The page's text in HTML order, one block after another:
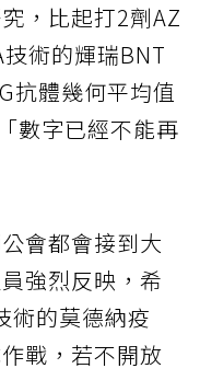
，比起打2劑AZ
術的輝瑞BNT
抗體幾何平均值
數字已經不能再
會都會接到大
強烈反映，希
術的莫德納疫
戰，若不開放